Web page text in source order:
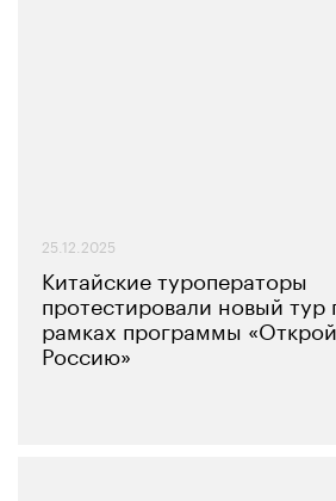
25.12.2025
Китайские туроператоры
протестировали новый тур
рамках программы
Россию»